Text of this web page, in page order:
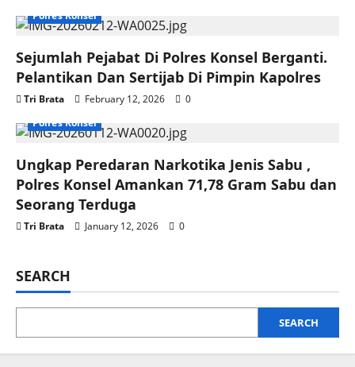
Polres Konsel
Sejumlah Pejabat Di Polres Konsel Berganti.
Pelantikan Dan Sertijab Di Pimpin Kapolres
Tri Brata February 12, 2026
0
Polres Konsel
Ungkap Peredaran Narkotika Jenis Sabu ,
Polres Konsel Amankan 71,78 Gram Sabu dan
Seorang Terduga
Tri Brata January 12, 2026 0
SEARCH
SEARCH